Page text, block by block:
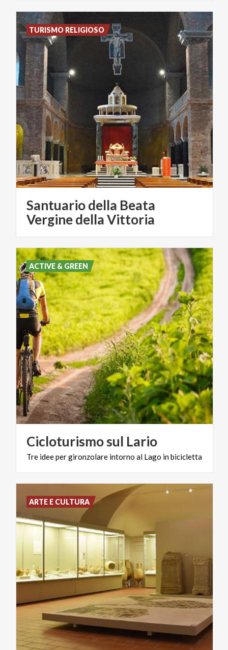
Santuario della Beata
Vergine della Vittoria
TURISMO RELIGIOSO
Cicloturismosul Lario
Tre ideepergironzolare intorno al Lago inbicicletta
ACTIVE & GREEN
ARTE E CULTURA